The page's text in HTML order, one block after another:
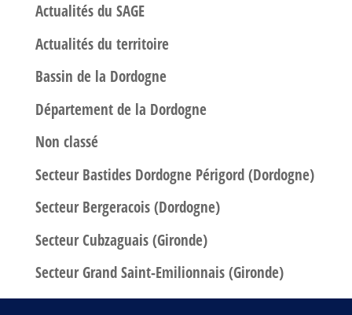
Actualités du SAGE
Actualités du territoire
Bassin de la Dordogne
Département de la Dordogne
Non classé
Secteur Bastides Dordogne Périgord (Dordogne)
Secteur Bergeracois (Dordogne)
Secteur Cubzaguais (Gironde)
Secteur Grand Saint-Emilionnais (Gironde)
Secteur Libournais (Gironde)